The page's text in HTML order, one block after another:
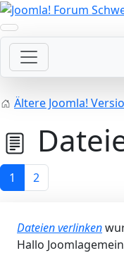
Ältere Joomla!
1 2
Dateien verlinken
Hallo